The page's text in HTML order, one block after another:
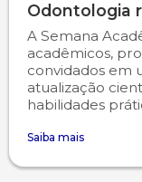
Odontologia
A Semana
acadêmicos,
convidados em
atualização
habilidades
Saiba mais
Medicina
Medicina
Nutrição
Minha Biblioteca
Núcleo de
Ouvidoria
NAPP e NAPC
Portal do
Portal do RH